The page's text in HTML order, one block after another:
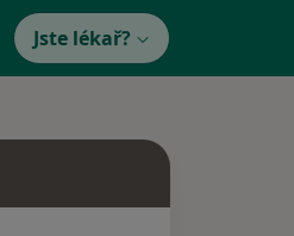
Jste lékař?